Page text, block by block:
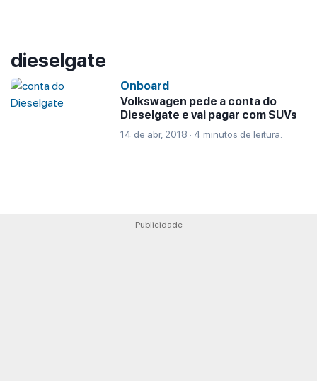
dieselgate
Onboard
Volkswagen pede a conta do
Dieselgate e vai pagar com SUVs
14 de abr, 2018 · 4 minutos de leitura.
Publicidade